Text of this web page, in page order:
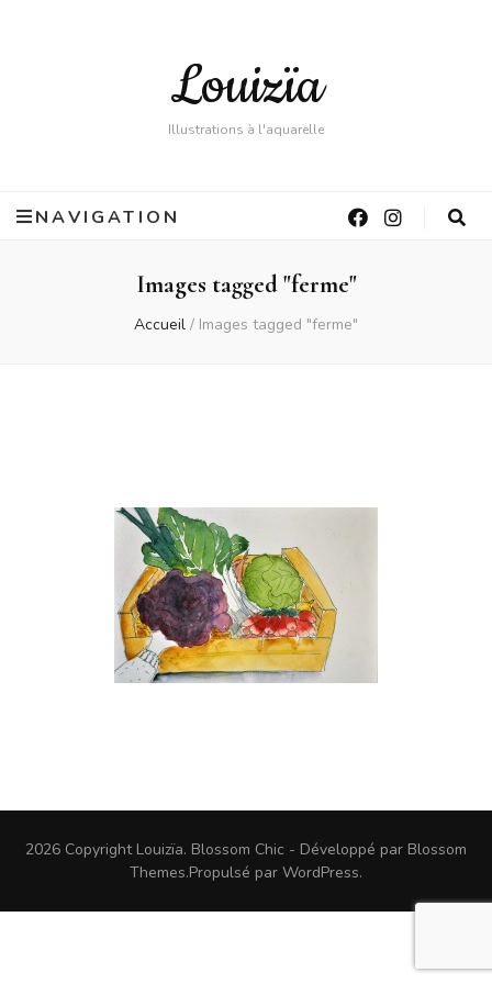
Louizïa
Illustrations à l'aquarelle
NAVIGATION
Images tagged "ferme"
Accueil / Images tagged "ferme"
2026 Copyright Louizïa. Blossom Chic - Développé par Blossom
Themes.Propulsé par WordPress.